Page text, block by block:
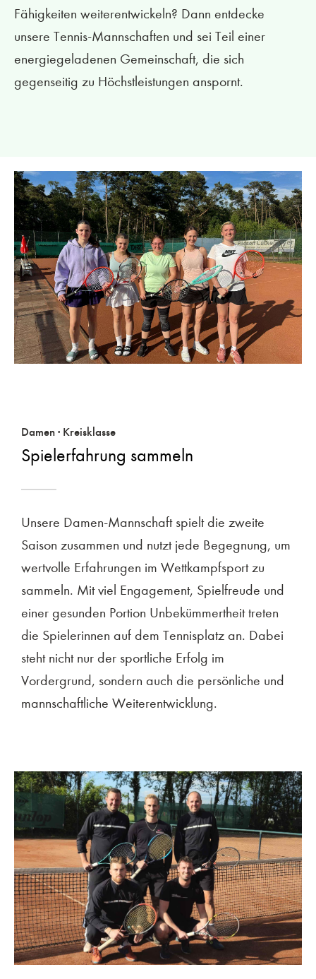
Fähigkeiten weiterentwickeln? Dann entdecke
unsere Tennis-Mannschaften und sei Teil einer
energiegeladenen Gemeinschaft, die sich
gegenseitig zu Höchstleistungen anspornt.
Damen · Kreisklasse
Spielerfahrung sammeln
Unsere Damen-Mannschaft spielt die zweite
Saison zusammen und nutzt jede Begegnung, um
wertvolle Erfahrungen im Wettkampfsport zu
sammeln. Mit viel Engagement, Spielfreude und
einer gesunden Portion Unbekümmertheit treten
die Spielerinnen auf dem Tennisplatz an. Dabei
steht nicht nur der sportliche Erfolg im
Vordergrund, sondern auch die persönliche und
mannschaftliche Weiterentwicklung.